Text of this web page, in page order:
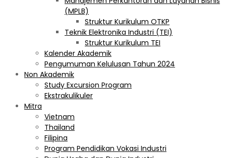
(MPLB)
Struktur Kurikulum OTKP
Teknik Elektronika Industri (TEI)
Struktur Kurikulum TEI
Kalender Akademik
Pengumuman Kelulusan Tahun 2024
Non Akademik
Study Excursion Program
Ekstrakulikuler
Mitra
Vietnam
Thailand
Filipina
Program Pendidikan Vokasi Industri